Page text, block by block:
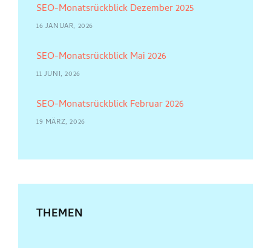
SEO-Monatsrückblick Dezember 2025
16 JANUAR, 2026
SEO-Monatsrückblick Mai 2026
11 JUNI, 2026
SEO-Monatsrückblick Februar 2026
19 MÄRZ, 2026
THEMEN